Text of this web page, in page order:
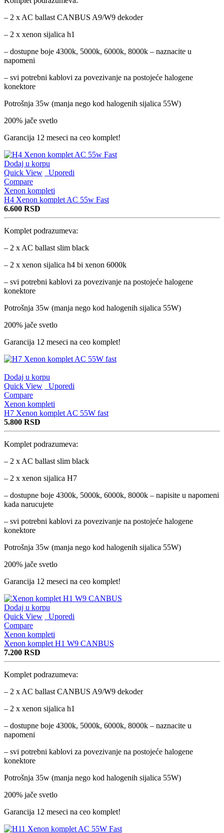
– 2 x AC ballast CANBUS A9/W9 dekoder
– 2 x xenon sijalica h1
– dostupne boje 4300k, 5000k, 6000k, 8000k – naznacite u
napomeni
– svi potrebni kablovi za povezivanje na postojeće halogene
konektore
Potrošnja 35w (manja nego kod halogenih sijalica 55W)
200% jače svetlo
Garancija 12 meseci na ceo komplet!
Dodaj u korpu
Quick View
Uporedi
Compare
Xenon kompleti
H4 Xenon komplet AC 55w Fast
6.600 RSD
Komplet podrazumeva:
– 2 x AC ballast slim black
– 2 x xenon sijalica h4 bi xenon 6000k
– svi potrebni kablovi za povezivanje na postojeće halogene
konektore
Potrošnja 35w (manja nego kod halogenih sijalica 55W)
200% jače svetlo
Garancija 12 meseci na ceo komplet!
Dodaj u korpu
Quick View
Uporedi
Compare
Xenon kompleti
H7 Xenon komplet AC 55W fast
5.800 RSD
Komplet podrazumeva:
– 2 x AC ballast slim black
– 2 x xenon sijalica H7
– dostupne boje 4300k, 5000k, 6000k, 8000k – napisite u napomeni
kada narucujete
– svi potrebni kablovi za povezivanje na postojeće halogene
konektore
Potrošnja 35w (manja nego kod halogenih sijalica 55W)
200% jače svetlo
Garancija 12 meseci na ceo komplet!
Dodaj u korpu
Quick View
Uporedi
Compare
Xenon kompleti
Xenon komplet H1 W9 CANBUS
7.200 RSD
Komplet podrazumeva:
– 2 x AC ballast CANBUS A9/W9 dekoder
– 2 x xenon sijalica h1
– dostupne boje 4300k, 5000k, 6000k, 8000k – naznacite u
napomeni
– svi potrebni kablovi za povezivanje na postojeće halogene
konektore
Potrošnja 35w (manja nego kod halogenih sijalica 55W)
200% jače svetlo
Garancija 12 meseci na ceo komplet!